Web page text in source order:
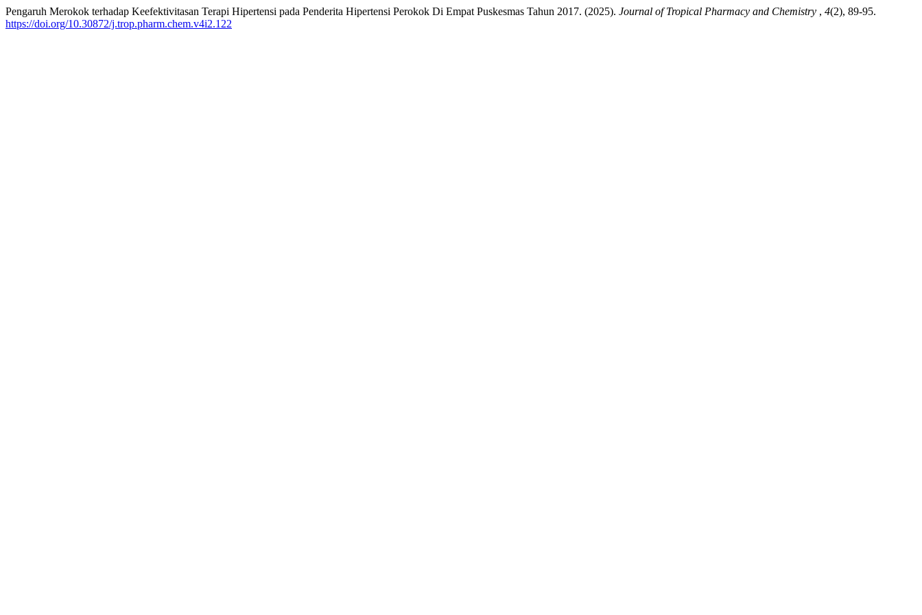
Pengaruh Merokok terhadap Keefektivitasan Terapi Hipertensi pada Penderita Hipertensi Perokok Di Empat Puskesmas Tahun 2017. (2025). Journal of Tropical Pharmacy and Chemistry , 4(2), 89-95.
https://doi.org/10.30872/j.trop.pharm.chem.v4i2.122